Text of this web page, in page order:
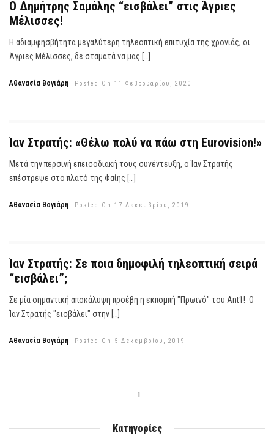
Ο Δημήτρης Σαμόλης “εισβάλει” στις Άγριες
Μέλισσες!
Η αδιαμφησβήτητα μεγαλύτερη τηλεοπτική επιτυχία της χρονιάς, οι
Άγριες Μέλισσες, δε σταματά να μας […]
Αθανασία Βογιάρη Posted On 11 Φεβρουαρίου, 2020
Ίαν Στρατής: «Θέλω πολύ να πάω στη Eurovision!»
Μετά την περσινή επεισοδιακή τους συνέντευξη, ο Ίαν Στρατής
επέστρεψε στο πλατό της Φαίης […]
Αθανασία Βογιάρη Posted On 17 Δεκεμβρίου, 2019
Ίαν Στρατής: Σε ποια δημοφιλή τηλεοπτική σειρά
“εισβάλει”;
Σε μία σημαντική αποκάλυψη προέβη η εκπομπή "Πρωινό" του Ant1! Ο
Ίαν Στρατής "εισβάλει" στην […]
Αθανασία Βογιάρη Posted On 5 Δεκεμβρίου, 2019
1
Κατηγορίες